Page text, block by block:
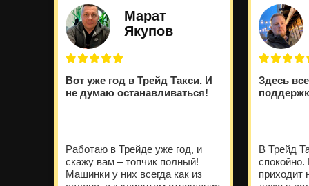
Марат
Якупов
Вот уже год в Трейд Такси. И
не думаю останавливаться!
Работаю в Трейде уже год, и
скажу вам – топчик полный!
Машинки у них всегда как из
Здесь
В Трейд
спокойно.
приходит